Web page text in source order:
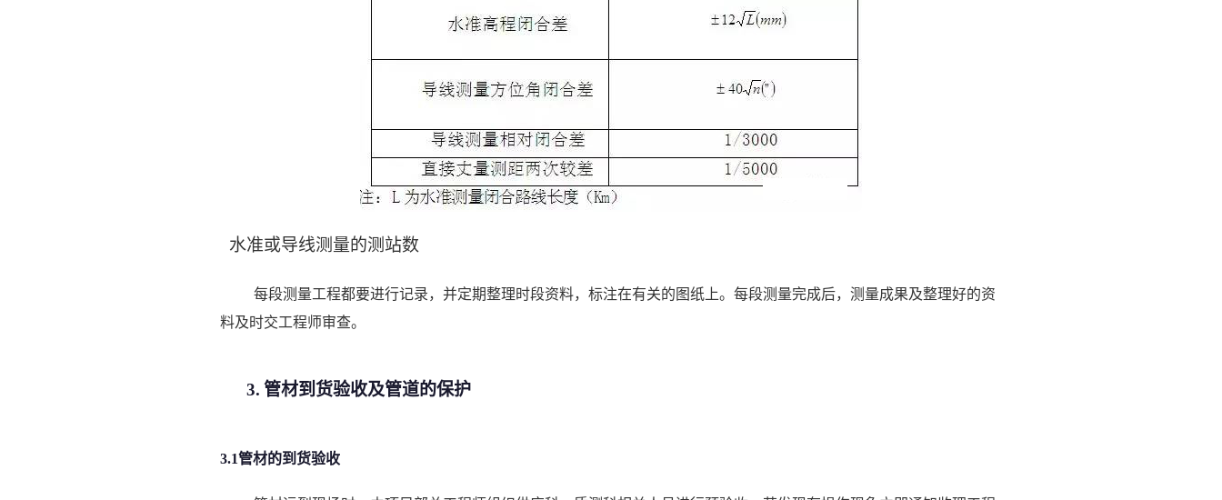
水准或导线测量的测站数
每段测量工程都要进行记录，并定期整理时段资料，标注在有关的图纸上。每段测量完成后，测量成果及整理好的资
料及时交工程师审查。
3. 管材到货验收及管道的保护
3.1管材的到货验收